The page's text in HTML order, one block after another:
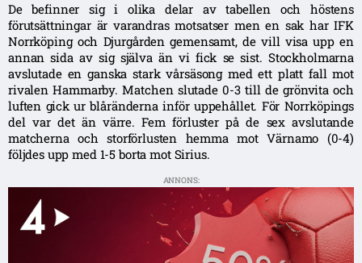
De befinner sig i olika delar av tabellen och höstens
förutsättningar är varandras motsatser men en sak har IFK
Norrköping och Djurgården gemensamt, de vill visa upp en
annan sida av sig själva än vi fick se sist. Stockholmarna
avslutade en ganska stark vårsäsong med ett platt fall mot
rivalen Hammarby. Matchen slutade 0-3 till de grönvita och
luften gick ur blåränderna inför uppehållet. För Norrköpings
del var det än värre. Fem förluster på de sex avslutande
matcherna och storförlusten hemma mot Värnamo (0-4)
följdes upp med 1-5 borta mot Sirius.
ANNONS: